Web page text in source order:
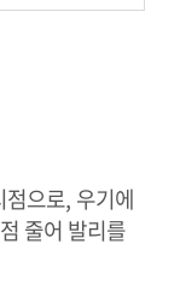
으로, 우기에
줄어 발리를